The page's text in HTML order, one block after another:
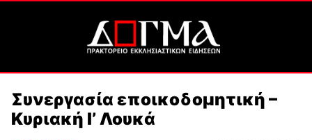
Συνεργασία εποικοδομητική –
Κυριακή Ι’ Λουκά